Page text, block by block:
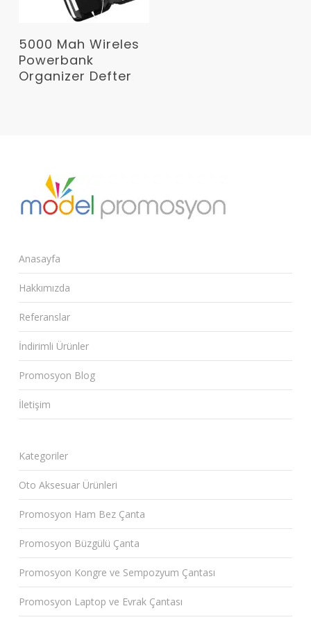
Devamını Oku
5000 Mah Wireles
Powerbank
Organizer Defter
Anasayfa
Hakkımızda
Referanslar
İndirimli Ürünler
Promosyon Blog
İletişim
Kategoriler
Oto Aksesuar Ürünleri
Promosyon Ham Bez Çanta
Promosyon Büzgülü Çanta
Promosyon Kongre ve Sempozyum Çantası
Promosyon Laptop ve Evrak Çantası